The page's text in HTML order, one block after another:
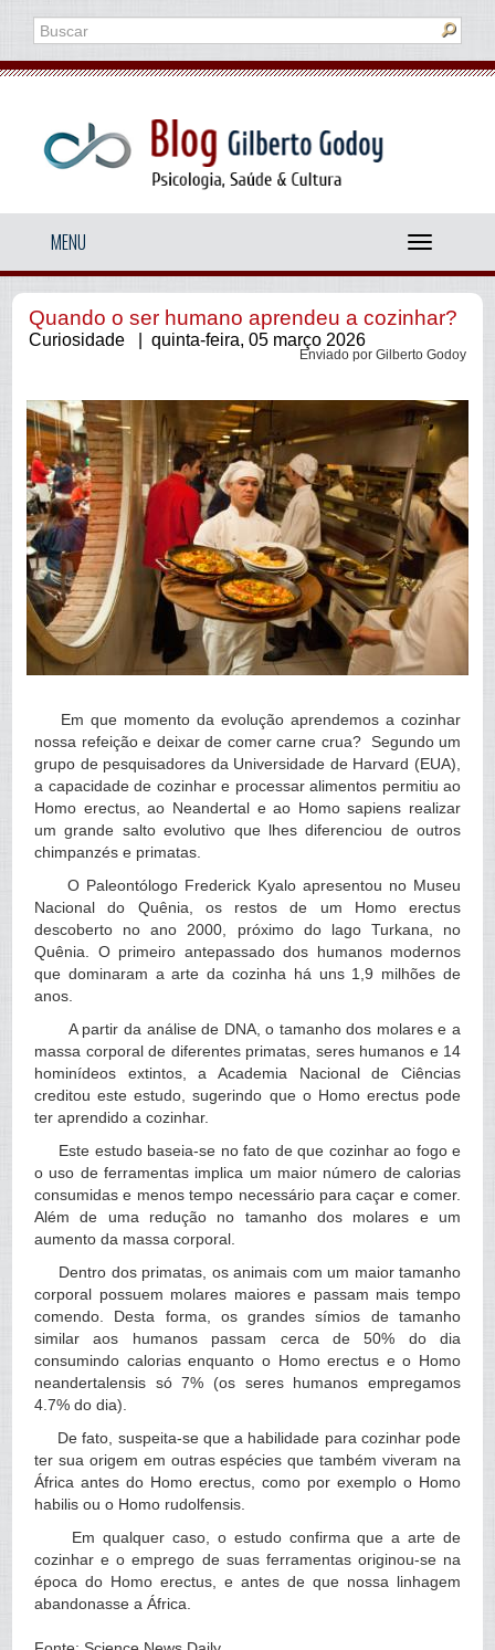
Menu
MENU
Quando o ser humano aprendeu a cozinhar?
Curiosidade | quinta-feira, 05 março 2026
Enviado por Gilberto Godoy
Em que momento da evolução aprendemos a cozinhar
nossa refeição e deixar de comer carne crua? Segundo um
grupo de pesquisadores da Universidade de Harvard (EUA),
a capacidade de cozinhar e processar alimentos permitiu ao
Homo erectus, ao Neandertal e ao Homo sapiens realizar
um grande salto evolutivo que lhes diferenciou de outros
chimpanzés e primatas.
O Paleontólogo Frederick Kyalo apresentou no Museu
Nacional do Quênia, os restos de um Homo erectus
descoberto no ano 2000, próximo do lago Turkana, no
Quênia. O primeiro antepassado dos humanos modernos
que dominaram a arte da cozinha há uns 1,9 milhões de
anos.
A partir da análise de DNA, o tamanho dos molares e a
massa corporal de diferentes primatas, seres humanos e 14
hominídeos extintos, a Academia Nacional de Ciências
creditou este estudo, sugerindo que o Homo erectus pode
ter aprendido a cozinhar.
Este estudo baseia-se no fato de que cozinhar ao fogo e
o uso de ferramentas implica um maior número de calorias
consumidas e menos tempo necessário para caçar e comer.
Além de uma redução no tamanho dos molares e um
aumento da massa corporal.
Dentro dos primatas, os animais com um maior tamanho
corporal possuem molares maiores e passam mais tempo
comendo. Desta forma, os grandes símios de tamanho
similar aos humanos passam cerca de 50% do dia
consumindo calorias enquanto o Homo erectus e o Homo
neandertalensis só 7% (os seres humanos empregamos
4.7% do dia).
De fato, suspeita-se que a habilidade para cozinhar pode
ter sua origem em outras espécies que também viveram na
África antes do Homo erectus, como por exemplo o Homo
habilis ou o Homo rudolfensis.
Em qualquer caso, o estudo confirma que a arte de
cozinhar e o emprego de suas ferramentas originou-se na
época do Homo erectus, e antes de que nossa linhagem
abandonasse a África.